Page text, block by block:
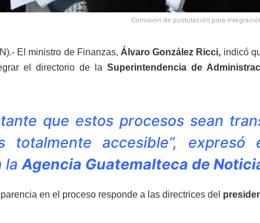
Comisión de postulación para
El ministro de Finanzas, Álvaro González Ricci, indicó
el directorio de la Superintendencia de
que estos procesos sean
totalmente accesible”, expresó
laAgencia Guatemalteca de
en el proceso responde a las directrices del